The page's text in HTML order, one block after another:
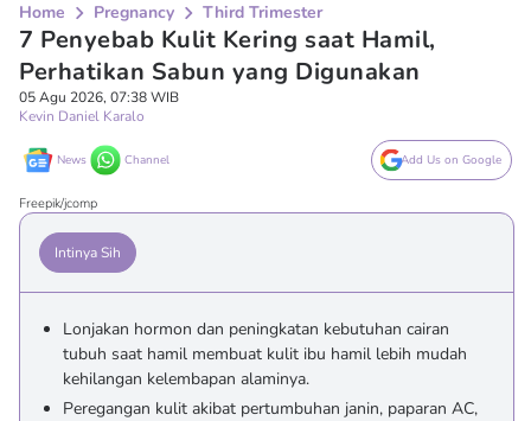
Home Pregnancy Third Trimester
7 Penyebab Kulit Kering saat Hamil,
Perhatikan Sabun yang Digunakan
05 Agu 2026, 07:38 WIB
Kevin Daniel Karalo
News Channel Add Us on Google
Freepik/jcomp
Intinya Sih
Lonjakan hormon dan peningkatan kebutuhan cairan
tubuh saat hamil membuat kulit ibu hamil lebih mudah
kehilangan kelembapan alaminya.
Peregangan kulit akibat pertumbuhan janin, paparan AC,